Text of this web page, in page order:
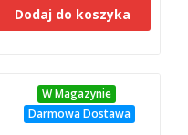
Dodaj do koszyka
W Magazynie
Darmowa Dostawa